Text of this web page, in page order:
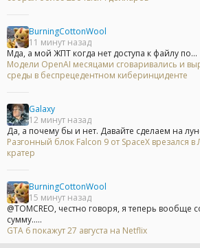
BurningCottonWool
11 минут назад
Мда, а мой ЖПТ когда нет доступа к файлу по...
Модели OpenAI месяцами сговаривались и
среды в беспрецедентном киберинциденте
Galaxy
12 минут назад
Да, а почему бы и нет. Давайте сделаем на
Разгонный блок Falcon 9 от SpaceX врезался
кратер
BurningCottonWool
15 минут назад
@TOMCREO, честно говоря, я теперь вообще
сумму.....
GTA 6 покажут 27 августа на Netflix